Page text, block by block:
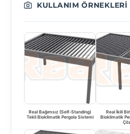
KULLANIM
Real Bağımsız (Self-Standing)
Tekli Bioklimatik Pergola Sistemi
Real İkili
Bioklimatik